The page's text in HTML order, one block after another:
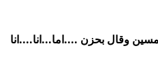
وقال بحزن ....اما...انا....انا